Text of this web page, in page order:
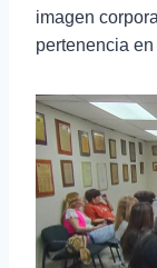
imagen
pertenencia